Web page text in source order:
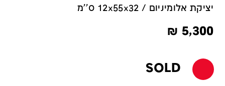
יציקת אלומיניום / 12x55x32 ס''מ
5,300
₪
SOLD